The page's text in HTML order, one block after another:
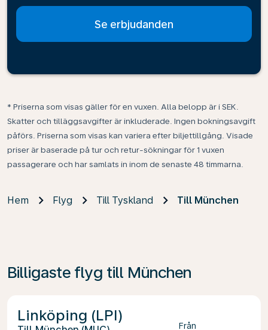
Se erbjudanden
* Priserna som visas gäller för en vuxen. Alla belopp är i SEK.
Skatter och tilläggsavgifter är inkluderade. Ingen bokningsavgift
påförs. Priserna som visas kan variera efter biljettillgång. Visade
priser är baserade på tur och retur-sökningar för 1 vuxen
passagerare och har samlats in inom de senaste 48 timmarna.
Hem Flyg Till Tyskland Till München
Billigaste flyg till München
Linköping (LPI)
Från